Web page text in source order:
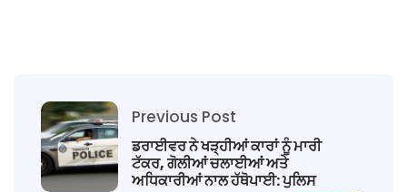
Previous Post
ਡਰਾਈਵਰ ਨੇ ਖੜ੍ਹੀਆਂ ਕਾਰਾਂ ਨੂੰ ਮਾਰੀ
ਟੱਕਰ, ਗੋਲੀਆਂ ਚਲਾਈਆਂ ਅਤੇ
ਅਧਿਕਾਰੀਆਂ ਨਾਲ ਹੱਥੋਪਾਈ: ਪੁਲਿਸ